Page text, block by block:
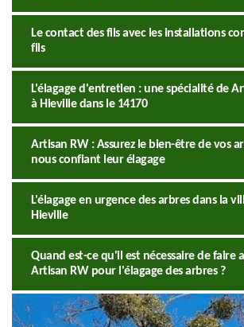
Le contact des fils avec les installations
fils
L'élagage d'entretien : une spécialité de
à Hieville dans le 14170
Artisan RW : Assurez le bien-être de vos
nous confiant leur élagage
L'élagage en urgence des arbres dans la
Hieville
Quand est-ce qu'il est nécessaire de faire
Artisan RW pour l'élagage des arbres ?